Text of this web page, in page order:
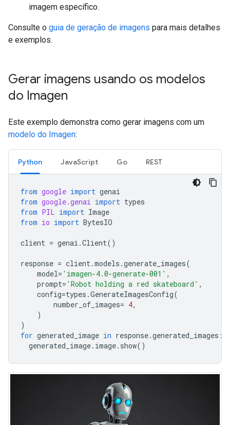
imagem específico.
Consulte o guia de geração de imagens para mais detalhes
e exemplos.
Gerar imagens usando os modelos
do Imagen
Este exemplo demonstra como gerar imagens com um
modelo do Imagen:
Python JavaScript Go REST
from google import genai
from google.genai import types
from PIL import Image
from io import BytesIO
client = genai .Client()
response = client.models .generate_images(
model= 'imagen-4.0-generate-001' ,
prompt= 'Robot holding a red skateboard' ,
config=types .GenerateImagesConfig(
number_of_images= 4,
)
)
for generated_image in response.generated_images :
generated_image. image. show()